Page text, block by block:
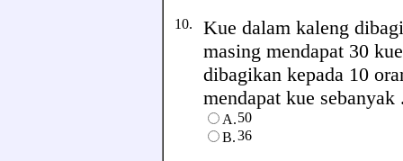
10. Kue dalam kaleng
masing mendapat 30
dibagikan kepada 10
mendapat kue
A.50
B.36